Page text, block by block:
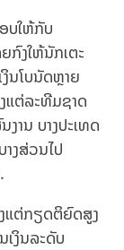
ບໃຫ້ກັບ
ກົງໃຫ້ນັກເຕະ
ນໂບນັດຫຼາຍ
ແຕ່ລະທີມຊາດ
ານ ບາງປະເທດ
ງສ່ວນໄປ
ແຕ່ກຽດຕິຍົດສູງ
ເງິນລະດັບ